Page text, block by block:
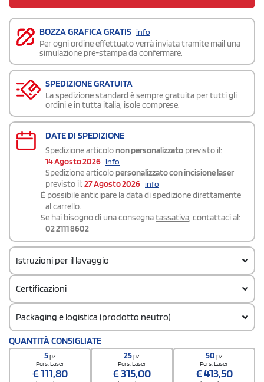
BOZZA GRAFICA GRATIS info
Per ogni ordine effettuato verrà inviata tramite mail una
simulazione pre-stampa da confermare.
SPEDIZIONE GRATUITA
La spedizione standard è sempre gratuita per tutti gli
ordini e in tutta italia, isole comprese.
DATE DI SPEDIZIONE
Spedizione articolo non personalizzato previsto il:
14 Agosto 2026 info
Spedizione articolo personalizzato con incisione laser
previsto il: 27 Agosto 2026 info
É possibileanticipare la data di spedizionedirettamente
al carrello.
Se hai bisogno di una consegnatassativa, contattaci al:
02 2111 8602
Istruzioni per il lavaggio
Certificazioni
Packaging e logistica (prodotto neutro)
Codice doganale
62171000
Quantità per confezione
QUANTITÀ CONSIGLIATE
5pz
Pers. Laser
€111,80
25pz
Pers. Laser
€315,00
50 pz
Pers. Laser
€413,50